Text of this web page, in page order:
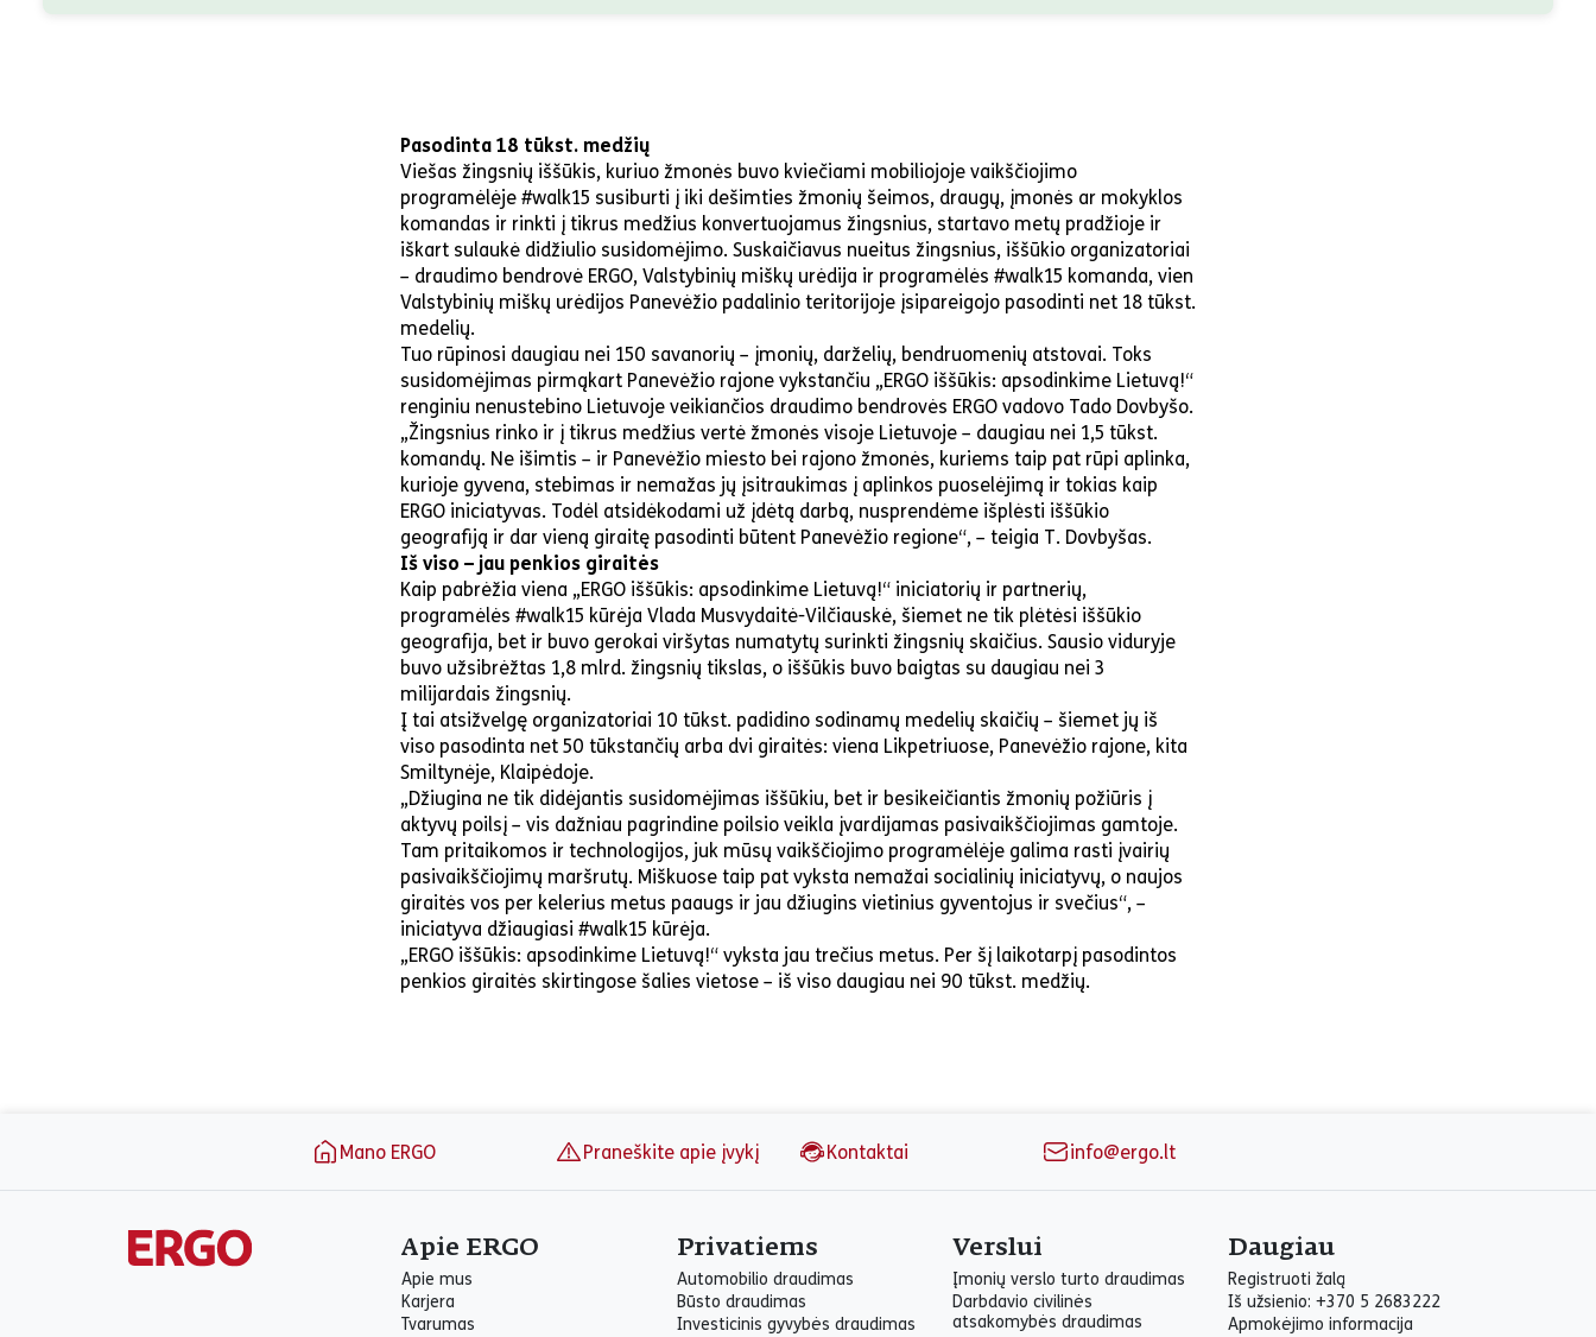
Pasodinta 18 tūkst. medžių
Viešas žingsnių iššūkis, kuriuo žmonės buvo kviečiami mobiliojoje vaikščiojimo
programėlėje #walk15 susiburti į iki dešimties žmonių šeimos, draugų, įmonės ar mokyklos
komandas ir rinkti į tikrus medžius konvertuojamus žingsnius, startavo metų pradžioje ir
iškart sulaukė didžiulio susidomėjimo. Suskaičiavus nueitus žingsnius, iššūkio organizatoriai
– draudimo bendrovė ERGO, Valstybinių miškų urėdija ir programėlės #walk15 komanda, vien
Valstybinių miškų urėdijos Panevėžio padalinio teritorijoje įsipareigojo pasodinti net 18 tūkst.
medelių.
Tuo rūpinosi daugiau nei 150 savanorių – įmonių, darželių, bendruomenių atstovai. Toks
susidomėjimas pirmąkart Panevėžio rajone vykstančiu „ERGO iššūkis: apsodinkime Lietuvą!“
renginiu nenustebino Lietuvoje veikiančios draudimo bendrovės ERGO vadovo Tado Dovbyšo.
„Žingsnius rinko ir į tikrus medžius vertė žmonės visoje Lietuvoje – daugiau nei 1,5 tūkst.
komandų. Ne išimtis – ir Panevėžio miesto bei rajono žmonės, kuriems taip pat rūpi aplinka,
kurioje gyvena, stebimas ir nemažas jų įsitraukimas į aplinkos puoselėjimą ir tokias kaip
ERGO iniciatyvas. Todėl atsidėkodami už įdėtą darbą, nusprendėme išplėsti iššūkio
geografiją ir dar vieną giraitę pasodinti būtent Panevėžio regione“, – teigia T. Dovbyšas.
Iš viso – jau penkios giraitės
Kaip pabrėžia viena „ERGO iššūkis: apsodinkime Lietuvą!“ iniciatorių ir partnerių,
programėlės #walk15 kūrėja Vlada Musvydaitė-Vilčiauskė, šiemet ne tik plėtėsi iššūkio
geografija, bet ir buvo gerokai viršytas numatytų surinkti žingsnių skaičius. Sausio viduryje
buvo užsibrėžtas 1,8 mlrd. žingsnių tikslas, o iššūkis buvo baigtas su daugiau nei 3
milijardais žingsnių.
Į tai atsižvelgę organizatoriai 10 tūkst. padidino sodinamų medelių skaičių – šiemet jų iš
viso pasodinta net 50 tūkstančių arba dvi giraitės: viena Likpetriuose, Panevėžio rajone, kita
Smiltynėje, Klaipėdoje.
„Džiugina ne tik didėjantis susidomėjimas iššūkiu, bet ir besikeičiantis žmonių požiūris į
aktyvų poilsį – vis dažniau pagrindine poilsio veikla įvardijamas pasivaikščiojimas gamtoje.
Tam pritaikomos ir technologijos, juk mūsų vaikščiojimo programėlėje galima rasti įvairių
pasivaikščiojimų maršrutų. Miškuose taip pat vyksta nemažai socialinių iniciatyvų, o naujos
giraitės vos per kelerius metus paaugs ir jau džiugins vietinius gyventojus ir svečius“, –
iniciatyva džiaugiasi #walk15 kūrėja.
„ERGO iššūkis: apsodinkime Lietuvą!“ vyksta jau trečius metus. Per šį laikotarpį pasodintos
penkios giraitės skirtingose šalies vietose – iš viso daugiau nei 90 tūkst. medžių.
Puslapio apačiaMano ERGO Praneškite apie įvykį Kontaktai info@ergo.lt
Apie ERGO
Apie mus
Karjera
Tvarumas
Privatiems
Automobilio draudimas
Būsto draudimas
Investicinis gyvybės draudimas
Verslui
Įmonių verslo turto draudimas
Darbdavio civilinės
atsakomybės draudimas
Daugiau
Registruoti žalą
Iš užsienio: +370 5 2683222
Apmokėjimo informacija